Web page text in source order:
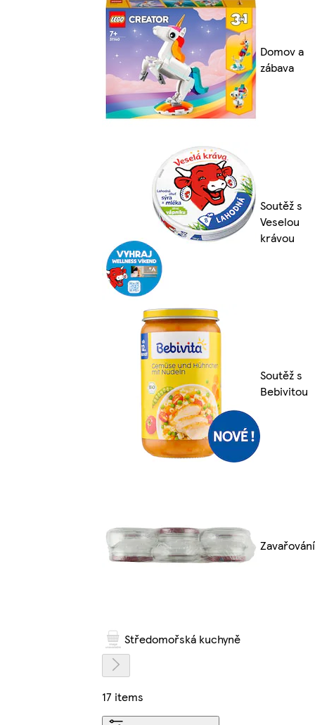
Domov a
zábava
Soutěž s
Veselou
krávou
Soutěž s
Bebivitou
Zavařování
Středomořská kuchyně
17 items